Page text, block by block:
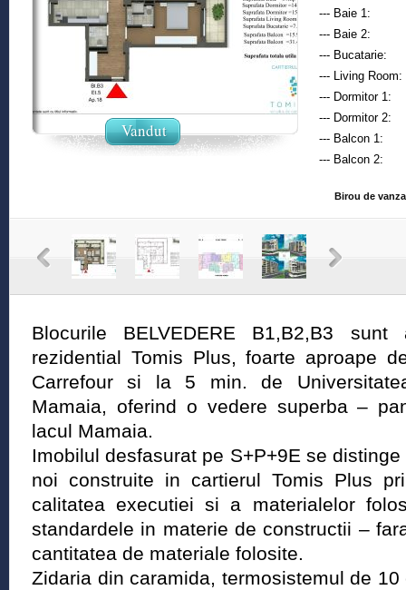
Vandut
--- Baie 1:
--- Baie 2:
--- Bucatarie:
--- Living Room:
--- Dormitor 1:
--- Dormitor 2:
--- Balcon 1:
--- Balcon 2:
Birou de
Blocurile BELVEDERE B1,B2,B3
rezidential Tomis Plus, foarte aproape
Carrefour si la 5 min. de
Mamaia, oferind o vedere superba –
lacul Mamaia.
Imobilul desfasurat pe S+P+9E se
noi construite in cartierul Tomis Plus
calitatea executiei si a materialelor
standardele in materie de constructii –
cantitatea de materiale folosite.
Zidaria din caramida, termosistemul de